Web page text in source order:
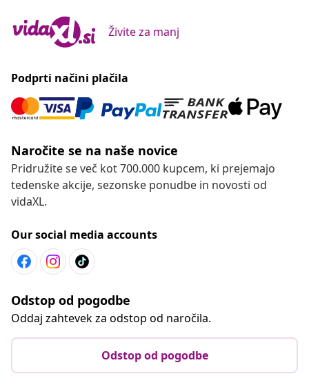
Živite za manj
Podprti načini plačila
Naročite se na naše novice
Pridružite se več kot 700.000 kupcem, ki prejemajo
tedenske akcije, sezonske ponudbe in novosti od
vidaXL.
Our social media accounts
Odstop od pogodbe
Oddaj zahtevek za odstop od naročila.
Odstop od pogodbe